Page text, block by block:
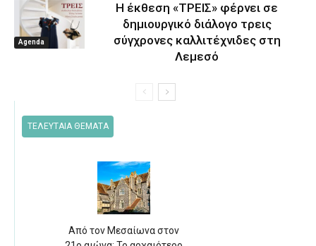
Agenda
Η έκθεση «ΤΡΕΙΣ» φέρνει σε
δημιουργικό διάλογο τρεις
σύγχρονες καλλιτέχνιδες στη
Λεμεσό
ΤΕΛΕΥΤΑΙΑ ΘΕΜΑΤΑ
Από τον Μεσαίωνα στον